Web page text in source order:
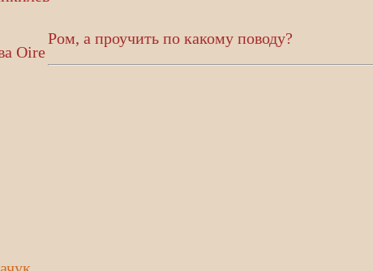
Oire
Ром, а проучить по какому поводу?